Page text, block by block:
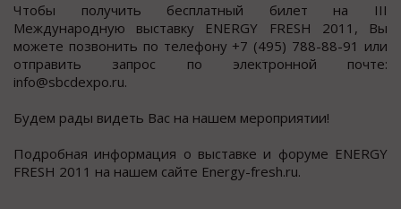
Чтобы получить бесплатный билет на III
Международную выставку ENERGY FRESH 2011, Вы
можете позвонить по телефону +7 (495) 788-88-91 или
отправить запрос по электронной почте:
info@sbcdexpo.ru.
Будем рады видеть Вас на нашем мероприятии!
Подробная информация о выставке и форуме ENERGY
FRESH 2011 на нашем сайте Energy-fresh.ru.